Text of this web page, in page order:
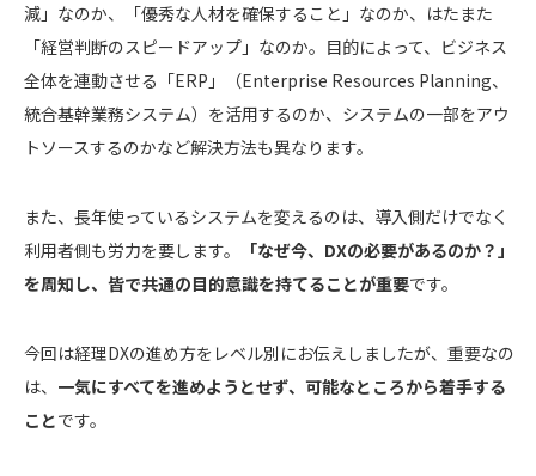
減」なのか、「優秀な人材を確保すること」なのか、はたまた
「経営判断のスピードアップ」なのか。目的によって、ビジネス
全体を連動させる「ERP」（Enterprise Resources Planning、
統合基幹業務システム）を活用するのか、システムの一部をアウ
トソースするのかなど解決方法も異なります。
また、長年使っているシステムを変えるのは、導入側だけでなく
利用者側も労力を要します。
「なぜ今、DXの必要があるのか？」
を周知し、皆で共通の目的意識を持てることが重要です。
今回は経理DXの進め方をレベル別にお伝えしましたが、重要なの
は、 一気にすべてを進めようとせず、可能なところから着手する
ことです。